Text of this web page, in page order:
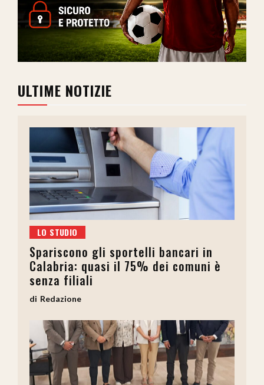
ULTIME NOTIZIE
LO STUDIO
Spariscono gli sportelli bancari in
Calabria: quasi il 75% dei comuni è
senza filiali
Redazione